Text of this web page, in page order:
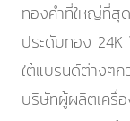
ทองคำที่ใหญ่ที่สุ
ประดับทอง
ใต้แบรนด์ต่างๆ
บริษัทผู้ผลิตเครื่